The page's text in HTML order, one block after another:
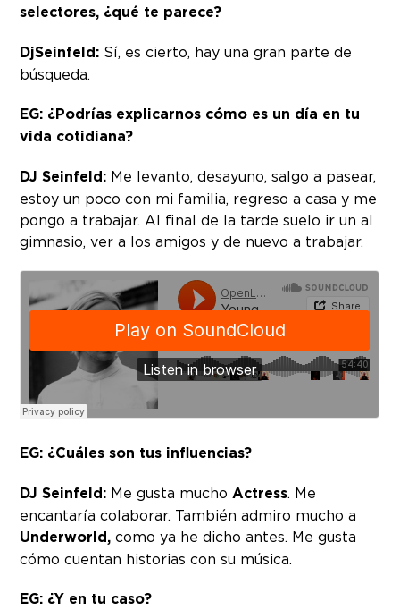
selectores, ¿qué te parece?
DjSeinfeld: Sí, es cierto, hay una gran parte de
búsqueda.
EG: ¿Podrías explicarnos cómo es un día en tu
vida cotidiana?
DJ Seinfeld: Me levanto, desayuno, salgo a pasear,
estoy un poco con mi familia, regreso a casa y me
pongo a trabajar. Al final de la tarde suelo ir un al
gimnasio, ver a los amigos y de nuevo a trabajar.
EG: ¿Cuáles son tus influencias?
DJ Seinfeld: Me gusta mucho Actress. Me
encantaría colaborar. También admiro mucho a
Underworld, como ya he dicho antes. Me gusta
cómo cuentan historias con su música.
EG: ¿Y en tu caso?